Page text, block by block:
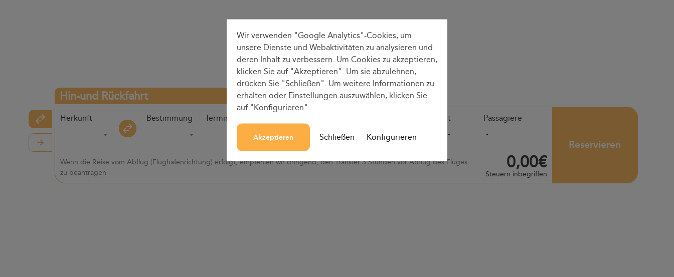
Hin-und Rückfahrt
Herkunft
-
Bestimmung
-
Termine Rundenzeit Passagiere
Wenn die Reise vom Abflug (Flughafenrichtung) erfolgt, empfehlen wir dringend, den Transfer 3 Stunden vor Abflug des Fluges
zu beantragen
0,00€
Steuern inbegriffen
Reservieren
Wir verwenden "Google Analytics"-Cookies, um
unsere Dienste und Webaktivitäten zu analysieren und
deren Inhalt zu verbessern. Um Cookies zu akzeptieren,
klicken Sie auf "Akzeptieren". Um sie abzulehnen,
drücken Sie "Schließen". Um weitere Informationen zu
erhalten oder Einstellungen auszuwählen, klicken Sie
auf "Konfigurieren"..
Akzeptieren Schließen Konfigurieren